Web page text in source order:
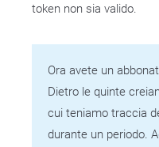
token non sia valido.
Ora avete un
Dietro le quinte
cui teniamo traccia
durante un periodo.